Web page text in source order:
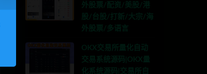
外股票/配资/美股/港
股/台股/打新/大宗/海
外股票/多语言
OKX交易所量化自动
交易系统源码|OKX量
化系统源码|交易所自